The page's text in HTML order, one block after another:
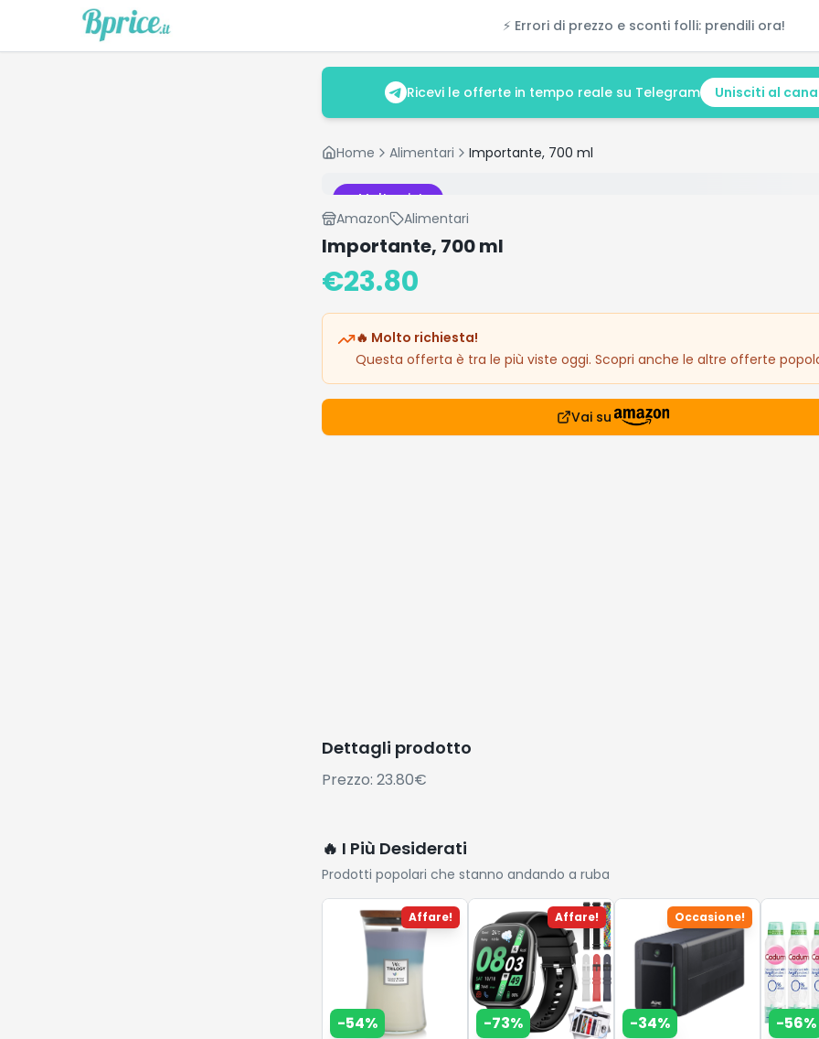
⚡ Errori di prezzo e sconti folli: prendili ora!
Ricevi le offerte in tempo reale su Telegram Unisciti al
Home Alimentari Importante, 700 ml
Molto visto
Amazon
Alimentari
Importante, 700 ml
€23.80
🔥 Molto richiesta!
Questa offerta è tra le più viste oggi. Scopri anche le altre offerte
Vai su
Dettagli prodotto
Prezzo: 23.80€
🔥 I Più Desiderati
Prodotti popolari che stanno andando a ruba
Affare!
-54%
Affare!
-73%
Occasione!
-34% -56%